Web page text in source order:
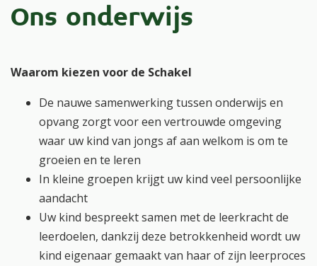
Ons onderwijs
Waarom kiezen voor de Schakel
De nauwe samenwerking tussen onderwijs en
opvang zorgt voor een vertrouwde omgeving
waar uw kind van jongs af aan welkom is om te
groeien en te leren
In kleine groepen krijgt uw kind veel persoonlijke
aandacht
Uw kind bespreekt samen met de leerkracht de
leerdoelen, dankzij deze betrokkenheid wordt uw
kind eigenaar gemaakt van haar of zijn leerproces